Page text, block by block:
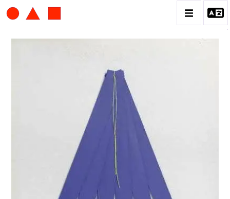
ALBERT CHUBAC
BIOGRAPHIE
CATALOGUE DES OEUVRES
CONTACT